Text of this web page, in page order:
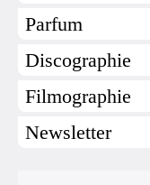
Parfum
Discographie
Filmographie
Newsletter